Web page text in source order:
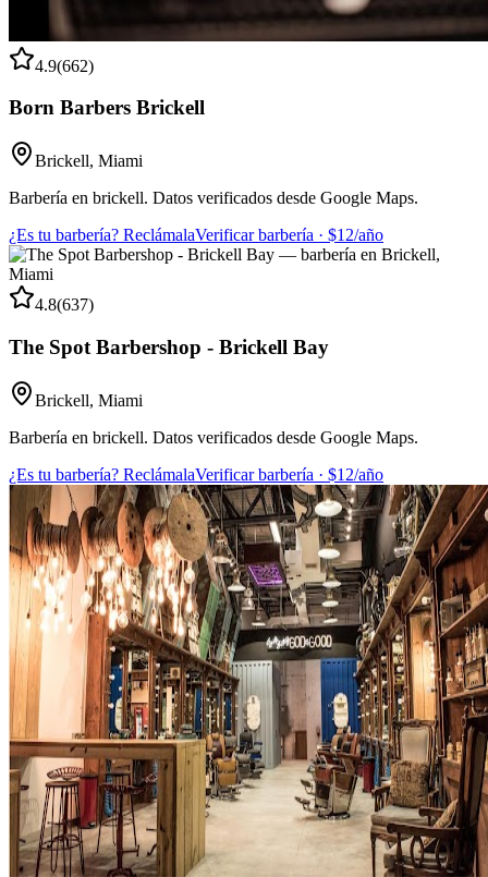
4.9(662)
Born Barbers Brickell
Brickell, Miami
Barbería en brickell. Datos verificados desde Google Maps.
¿Es tu barbería? ReclámalaVerificar barbería · $12/año
4.8(637)
The Spot Barbershop - Brickell Bay
Brickell, Miami
Barbería en brickell. Datos verificados desde Google Maps.
¿Es tu barbería? ReclámalaVerificar barbería · $12/año